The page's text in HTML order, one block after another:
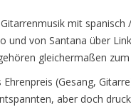
mit
und von Santana über
gleichermaßen
(Gesang,
aber doch